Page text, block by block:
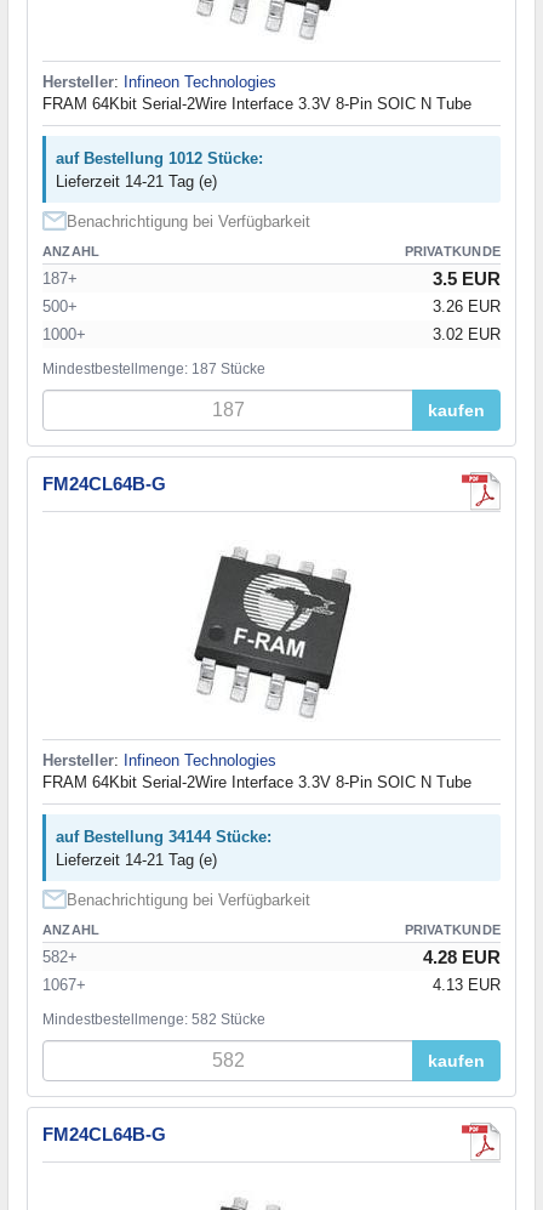
Hersteller: Infineon Technologies
FRAM 64Kbit Serial-2Wire Interface 3.3V 8-Pin SOIC N Tube
auf Bestellung 1012 Stücke:
Lieferzeit 14-21 Tag (e)
Benachrichtigung bei Verfügbarkeit
ANZAHL PRIVATKUNDE
187+ 3.5 EUR
500+
3.26 EUR
1000+
3.02 EUR
Mindestbestellmenge: 187 Stücke
kaufen
FM24CL64B-G
Hersteller: Infineon Technologies
FRAM 64Kbit Serial-2Wire Interface 3.3V 8-Pin SOIC N Tube
auf Bestellung 34144 Stücke:
Lieferzeit 14-21 Tag (e)
Benachrichtigung bei Verfügbarkeit
ANZAHL PRIVATKUNDE
582+ 4.28 EUR
1067+ 4.13 EUR
Mindestbestellmenge: 582 Stücke
kaufen
FM24CL64B-G